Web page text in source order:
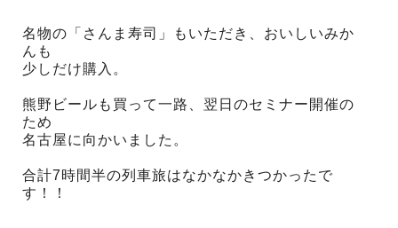
名物の「さんま寿司」もいただき、おいしいみか
んも
少しだけ購入。
熊野ビールも買って一路、翌日のセミナー開催の
ため
名古屋に向かいました。
合計7時間半の列車旅はなかなかきつかったで
す！！